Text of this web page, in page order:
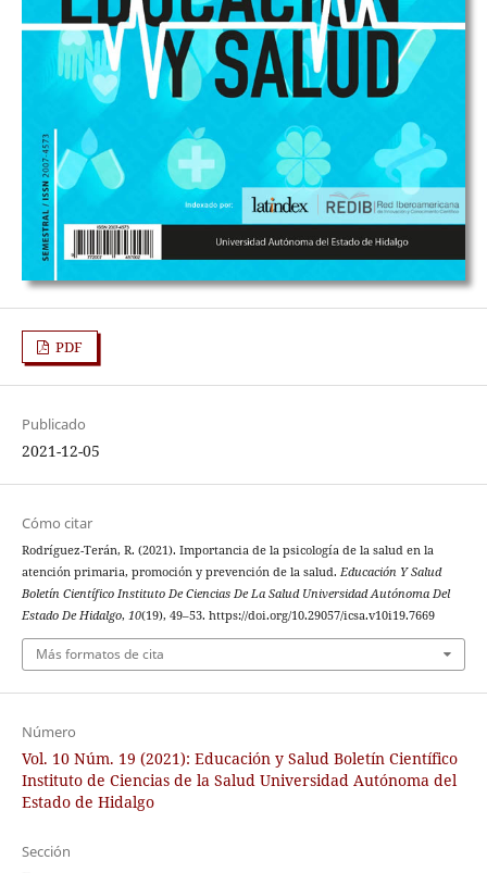
PDF
Publicado
2021-12-05
Cómo citar
Rodríguez-Terán, R. (2021). Importancia de la psicología de la salud en la
atención primaria, promoción y prevención de la salud. Educación Y Salud
Boletín Científico Instituto De Ciencias De La Salud Universidad Autónoma Del
Estado De Hidalgo, 10(19), 49–53. https://doi.org/10.29057/icsa.v10i19.7669
Más formatos de cita
Número
Vol. 10 Núm. 19 (2021): Educación y Salud Boletín Científico
Instituto de Ciencias de la Salud Universidad Autónoma del
Estado de Hidalgo
Sección